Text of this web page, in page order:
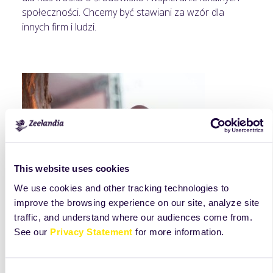
This website uses cookies
We use cookies and other tracking technologies to
improve the browsing experience on our site, analyze site
traffic, and understand where our audiences come from.
See our Privacy Statement for more information.
społeczności. Chcemy być stawiani za wzór dla
innych firm i ludzi.